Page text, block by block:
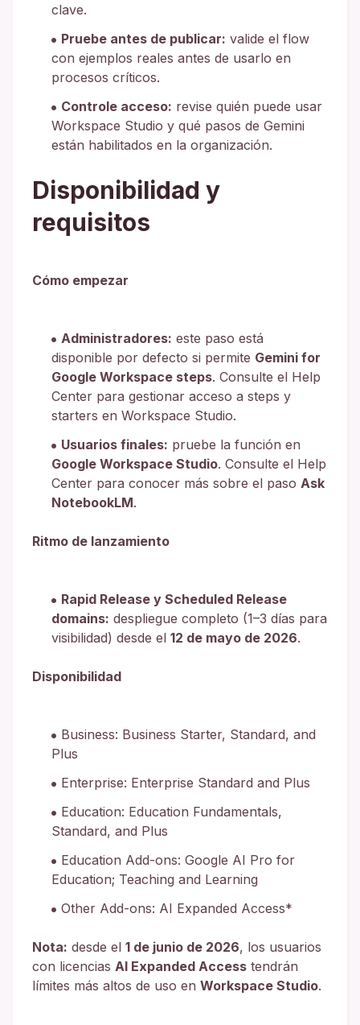
clave.
Pruebe antes de publicar: valide el flow
con ejemplos reales antes de usarlo en
procesos críticos.
Controle acceso: revise quién puede usar
Workspace Studio y qué pasos de Gemini
están habilitados en la organización.
Disponibilidad y
requisitos
Cómo empezar
Administradores: este paso está
disponible por defecto si permite Gemini for
Google Workspace steps. Consulte el Help
Center para gestionar acceso a steps y
starters en Workspace Studio.
Usuarios finales: pruebe la función en
Google Workspace Studio. Consulte el Help
Center para conocer más sobre el paso Ask
NotebookLM.
Ritmo de lanzamiento
Rapid Release y Scheduled Release
domains: despliegue completo (1–3 días para
visibilidad) desde el 12 de mayo de 2026.
Disponibilidad
Business: Business Starter, Standard, and
Plus
Enterprise: Enterprise Standard and Plus
Education: Education Fundamentals,
Standard, and Plus
Education Add-ons: Google AI Pro for
Education; Teaching and Learning
Other Add-ons: AI Expanded Access*
Nota: desde el 1 de junio de 2026, los usuarios
con licencias AI Expanded Access tendrán
límites más altos de uso en Workspace Studio.